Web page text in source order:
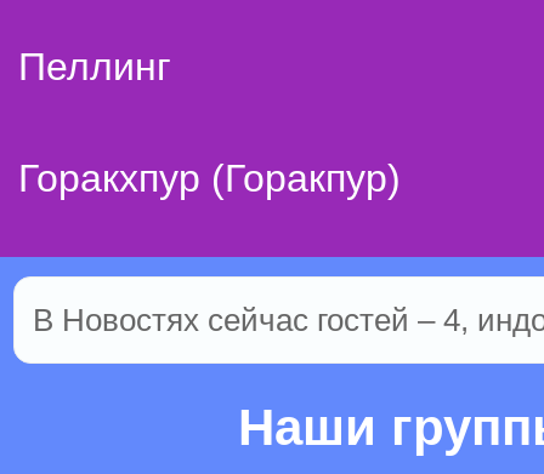
Пеллинг
Горакхпур (Горакпур)
В Новостях сейчас гостей – 4,
Наши